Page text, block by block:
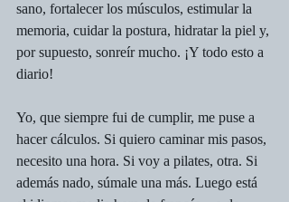
sano, fortalecer los músculos, estimular la
memoria, cuidar la postura, hidratar la piel y,
por supuesto, sonreír mucho. ¡Y todo esto a
diario!
Yo, que siempre fui de cumplir, me puse a
hacer cálculos. Si quiero caminar mis pasos,
necesito una hora. Si voy a pilates, otra. Si
además nado, súmale una más. Luego está